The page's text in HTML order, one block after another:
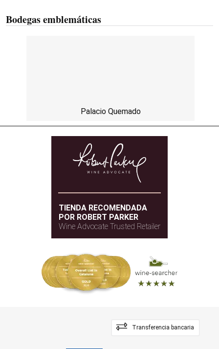
Bodegas emblemáticas
Palacio Quemado
TIENDA RECOMENDADA
POR ROBERT PARKER
Wine Advocate Trusted Retailer
Transferencia bancaria